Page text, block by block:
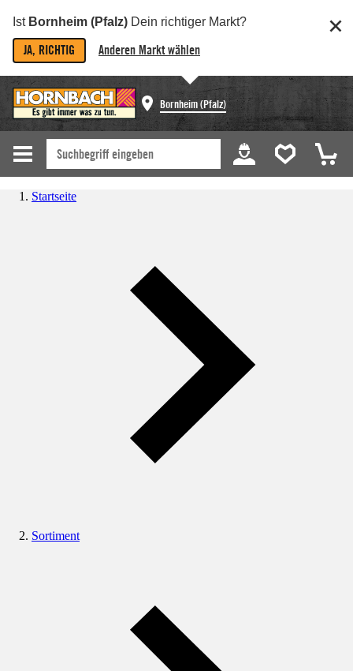
Ist Bornheim (Pfalz) Dein richtiger Markt?
JA, RICHTIG Anderen Markt wählen
Bornheim (Pfalz)
Startseite
Sortiment